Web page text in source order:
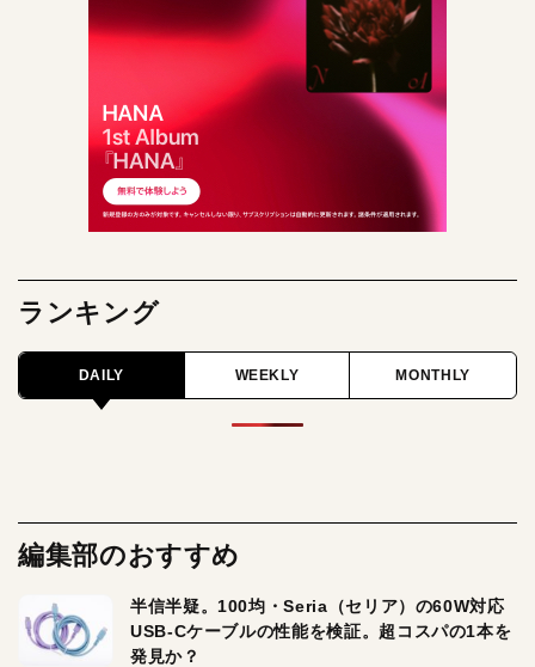
ランキング
DAILY WEEKLY MONTHLY
編集部のおすすめ
半信半疑。100均・Seria（セリア）の60W対応
USB-Cケーブルの性能を検証。超コスパの1本を
発見か？